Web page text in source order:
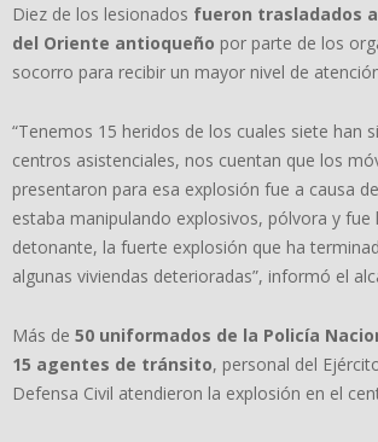
Diez de los lesionados fueron trasladados
del Oriente antioqueño por parte de los
socorro para recibir un mayor nivel de
“Tenemos 15 heridos de los cuales siete han
centros asistenciales, nos cuentan que los
presentaron para esa explosión fue a causa
estaba manipulando explosivos, pólvora y fue
detonante, la fuerte explosión que ha
algunas viviendas deterioradas”, informó el
Más de 50 uniformados de la Policía
15 agentes de tránsito, personal del
Defensa Civil atendieron la explosión en el